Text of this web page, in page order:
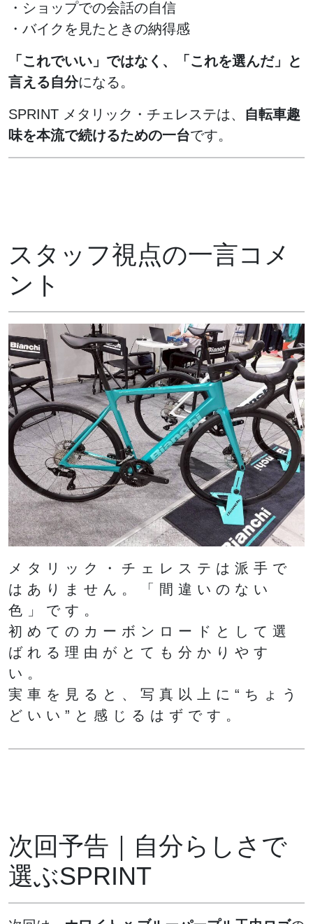
・ショップでの会話の自信
・バイクを見たときの納得感
「これでいい」ではなく、「これを選んだ」と
言える自分になる。
SPRINT メタリック・チェレステは、 自転車趣
味を本流で続けるための一台です。
スタッフ視点の一言コメ
ント
メタリック・チェレステは派手で
はありません。「間違いのない
色」です。
初めてのカーボンロードとして選
ばれる理由がとても分かりやす
い。
実車を見ると、写真以上に“ちょう
どいい”と感じるはずです。
次回予告｜自分らしさで
選ぶSPRINT